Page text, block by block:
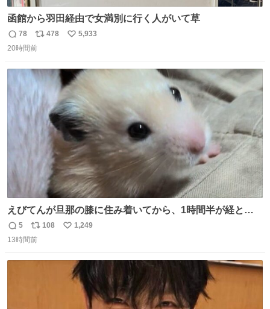
函館から羽田経由で女満別に行く人がいて草
返
信
78
リ
ポ
ト
数
478
い
数
5,933
20時間前
えびてんが旦那の膝に住み着いてから、1時間半が経とう
としている。 えびてんはもう永住の意を固めており、持ち
込んだおやつを所定の場所に置くなどしている。
返
信
5
リ
ポ
108
い
1,249
13時間前